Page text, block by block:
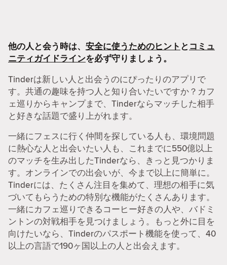
他の人と会う時は、安全に使うためのヒント と コミュ
ニティガイドラインを必ず守りましょう。
Tinderは新しい人と出会うのにぴったりのアプリで
す。共通の趣味を持つ人と知り合いたいですか？カフ
ェ巡りからキャンプまで、Tinderならマッチした相手
と好きな話題で盛り上がれます。
一緒にフェスに行く仲間を探している人も、環境問題
に熱心な人と出会いたい人も、これまでに550億以上
のマッチを生み出したTinderなら、きっと見つかりま
す。オンラインでの出会いが、今まで以上に簡単に。
Tinderには、たくさん注目を集めて、理想の相手に気
づいてもらうための特別な機能がたくさんあります。
一緒にカフェ巡りできるコーヒー好きの人や、バドミ
ントンの対戦相手を見つけましょう。もっと外に目を
向けたいなら、Tinderのパスポート機能を使って、40
以上の言語で190ヶ国以上の人と出会えます。